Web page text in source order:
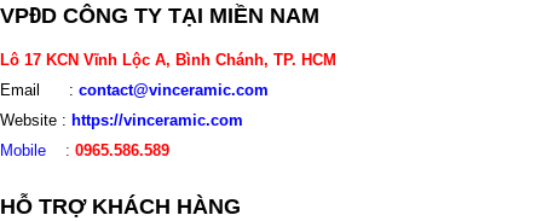
VPĐD CÔNG TY TẠI MIỀN NAM
Lô 17 KCN Vĩnh Lộc A, Bình Chánh, TP. HCM
Email : contact@vinceramic.com
Website : https://vinceramic.com
Mobile : 0965.586.589
HỖ TRỢ KHÁCH HÀNG